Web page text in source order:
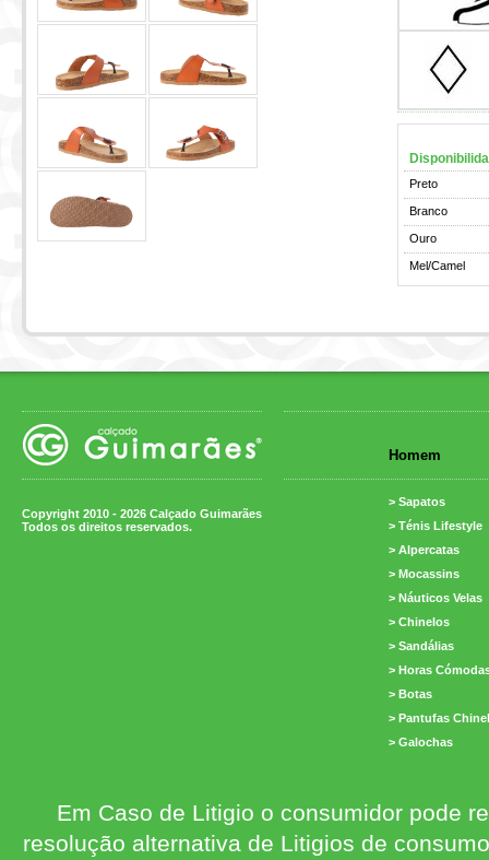
Preto
Branco
Ouro
Mel/Camel
Copyright 2010 - 2026 Calçado Guimarães
Todos os direitos reservados.
Homem
> Sapatos
> Ténis Lifestyle
> Alpercatas
> Mocassins
> Náuticos Velas
> Chinelos
> Sandálias
> Horas
> Botas
> Pantufas
> Galochas
Em Caso de Litigio o consumidor pode
resolução alternativa de Litigios de